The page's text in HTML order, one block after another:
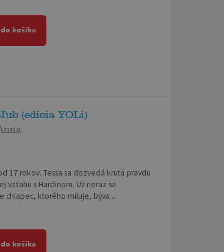
košíka
(edícia YOLi)
17 rokov. Tessa sa dozvedá krutú pravdu
vzťahu s Hardinom. Už neraz sa
chlapec, ktorého miluje, býva...
košíka